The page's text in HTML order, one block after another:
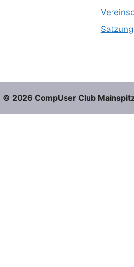
© 2026 CompUser Club